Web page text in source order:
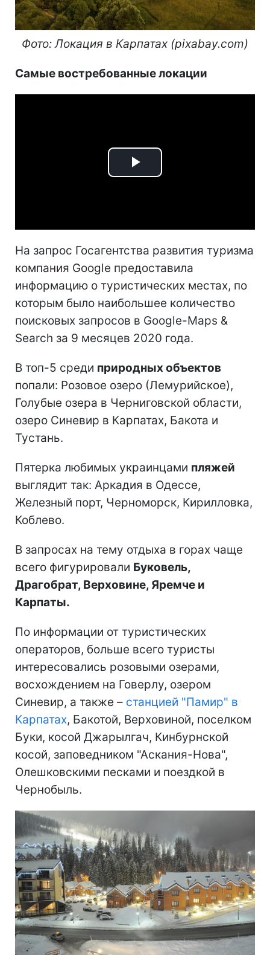
Фото: Локация в Карпатах (pixabay.com)
Самые востребованные локации
Play
На запрос Госагентства развития туризма
компания Google предоставила
информацию о туристических местах, по
которым было наибольшее количество
поисковых запросов в Google-Maps &
Search за 9 месяцев 2020 года.
В топ-5 среди природных объектов
попали: Розовое озеро (Лемурийское),
Голубые озера в Черниговской области,
озеро Синевир в Карпатах, Бакота и
Тустань.
Пятерка любимых украинцами пляжей
выглядит так: Аркадия в Одессе,
Железный порт, Черноморск, Кирилловка,
Коблево.
В запросах на тему отдыха в горах чаще
всего фигурировали Буковель,
Драгобрат, Верховине, Яремче и
Карпаты.
По информации от туристических
операторов, больше всего туристы
интересовались розовыми озерами,
восхождением на Говерлу, озером
Синевир, а также – станцией "Памир" в
Карпатах, Бакотой, Верховиной, поселком
Буки, косой Джарылгач, Кинбурнской
косой, заповедником "Аскания-Нова",
Олешковскими песками и поездкой в
Чернобыль.